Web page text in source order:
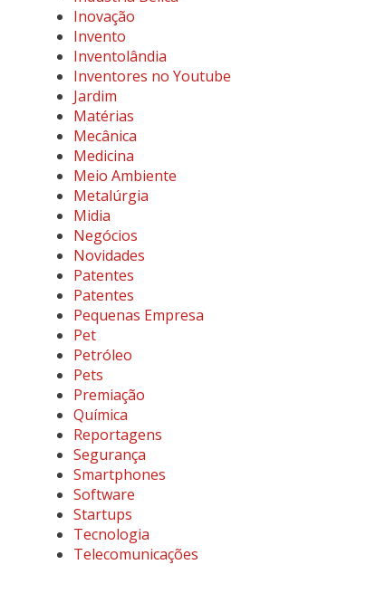
Inovação
Invento
Inventolândia
Inventores no Youtube
Jardim
Matérias
Mecânica
Medicina
Meio Ambiente
Metalúrgia
Midia
Negócios
Novidades
Patentes
Patentes
Pequenas Empresa
Pet
Petróleo
Pets
Premiação
Química
Reportagens
Segurança
Smartphones
Software
Startups
Tecnologia
Telecomunicações